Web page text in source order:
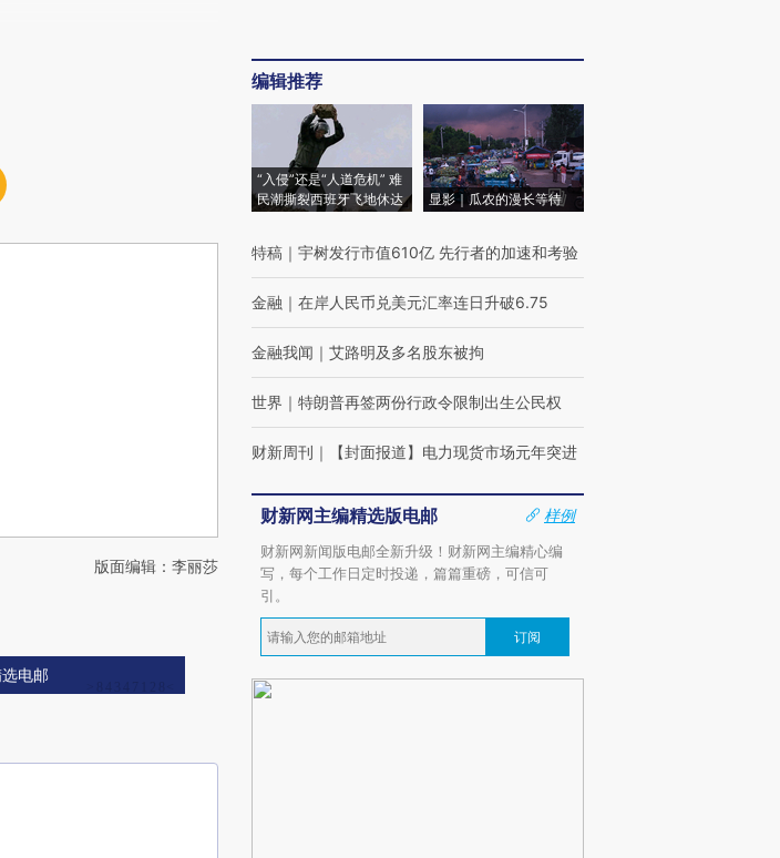
版面编辑：李丽莎
电邮
编辑推荐
“入侵”还是“人道危机” 难
民潮撕裂西班牙飞地休达
显影｜瓜农的漫长等待
特稿 ｜ 宇树发行市值610亿 先行者的加速和考验
金融 ｜ 在岸人民币兑美元汇率连日升破6.75
金融我闻 ｜ 艾路明及多名股东被拘
世界 ｜ 特朗普再签两份行政令限制出生公民权
财新周刊 ｜ 【封面报道】电力现货市场元年突进
财新网主编精选版电邮
样例
财新网新闻版电邮全新升级！财新网主编精心编
写，每个工作日定时投递，篇篇重磅，可信可
引。
订阅